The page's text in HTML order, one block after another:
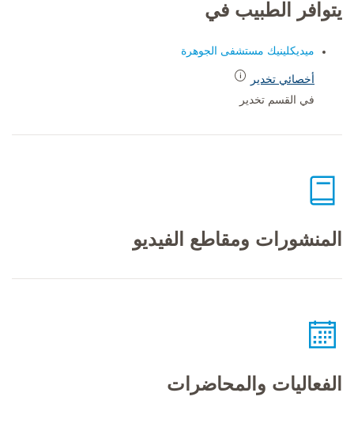
يتوافر الطبيب في
ميديكلينيك مستشفى الجوهرة
أخصائي تخدير
في القسم تخدير
المنشورات ومقاطع الفيديو
الفعاليات والمحاضرات